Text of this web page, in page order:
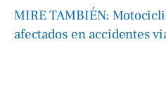
MIRE TAMBIÉN:
afectados en accidentes